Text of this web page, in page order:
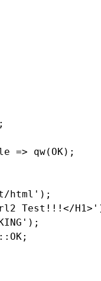
=> qw(OK);
html');
Test!!!</